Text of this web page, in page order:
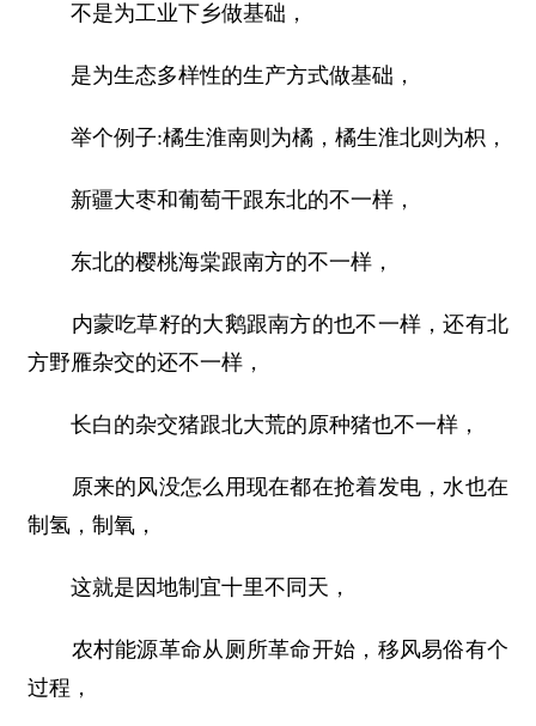
不是为工业下乡做基础，
是为生态多样性的生产方式做基础，
举个例子:橘生淮南则为橘，橘生淮北则为枳，
新疆大枣和葡萄干跟东北的不一样，
东北的樱桃海棠跟南方的不一样，
内蒙吃草籽的大鹅跟南方的也不一样，还有北
方野雁杂交的还不一样，
长白的杂交猪跟北大荒的原种猪也不一样，
原来的风没怎么用现在都在抢着发电，水也在
制氢，制氧，
这就是因地制宜十里不同天，
农村能源革命从厕所革命开始，移风易俗有个
过程，